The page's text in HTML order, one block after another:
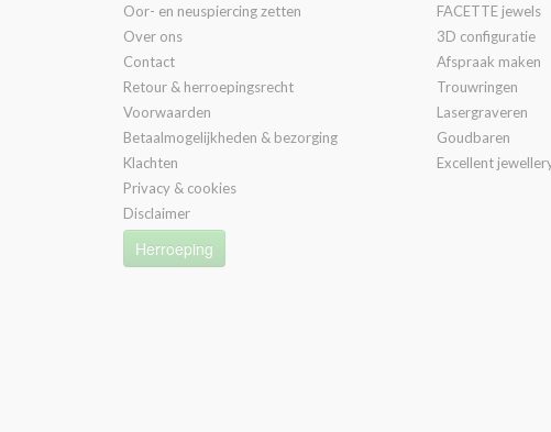
Oor- en neuspiercing zetten
Over ons
Contact
Retour & herroepingsrecht
Voorwaarden
Betaalmogelijkheden & bezorging
Klachten
Privacy & cookies
Disclaimer
Herroeping
FACETTE jewels
3D configuratie
Afspraak maken
Trouwringen
Lasergraveren
Goudbaren
Excellent